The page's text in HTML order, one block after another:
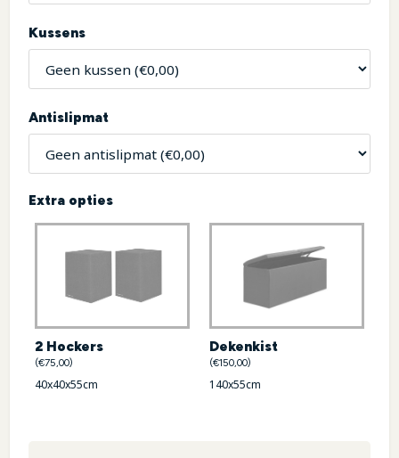
Kussens
Antislipmat
Extra opties
2 Hockers
(€75,00)
40x40x55cm
Dekenkist
(€150,00)
140x55cm